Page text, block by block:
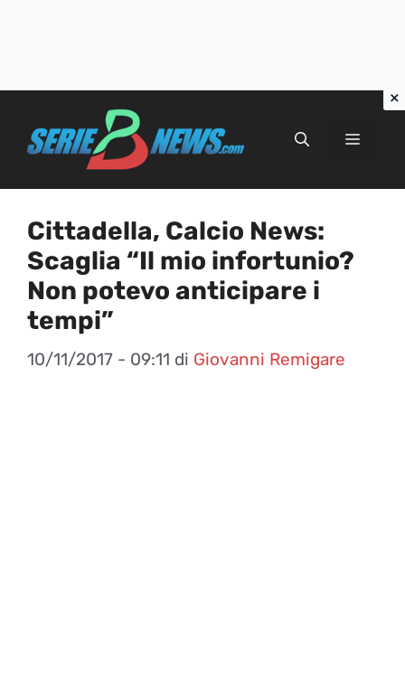
Menu
Cittadella, Calcio News:
Scaglia “Il mio infortunio?
Non potevo anticipare i
tempi”
10/11/2017 - 09:11 di Giovanni Remigare